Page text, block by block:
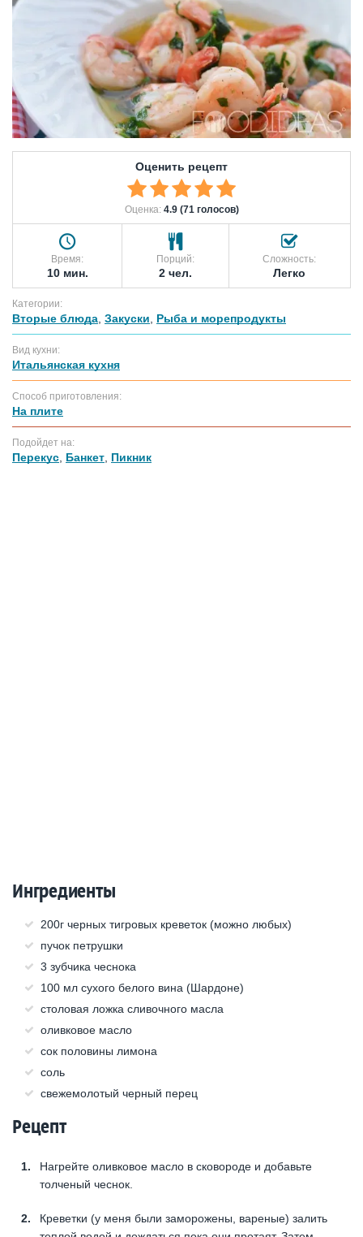
Оценить рецепт
Оценка: 4.9 (71 голосов)
Время:
10 мин.
Порций:
2 чел.
Сложность:
Легко
Категории:
Вторые блюда Закуски Рыба и морепродукты
Вид кухни:
Итальянская кухня
Способ приготовления:
На плите
Подойдет на:
Перекус Банкет Пикник
Ингредиенты
200г черных тигровых креветок (можно любых)
пучок петрушки
3 зубчика чеснока
100 мл сухого белого вина (Шардоне)
столовая ложка сливочного масла
оливковое масло
сок половины лимона
соль
свежемолотый черный перец
Рецепт
Нагрейте оливковое масло в сковороде и добавьте
толченый чеснок.
Креветки (у меня были заморожены, вареные) залить